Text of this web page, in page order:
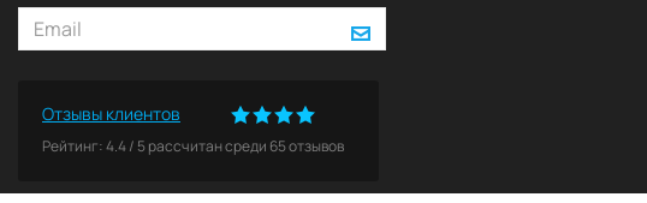
Отзывы клиентов
Рейтинг:4.4/ 5рассчитан среди 65отзывов